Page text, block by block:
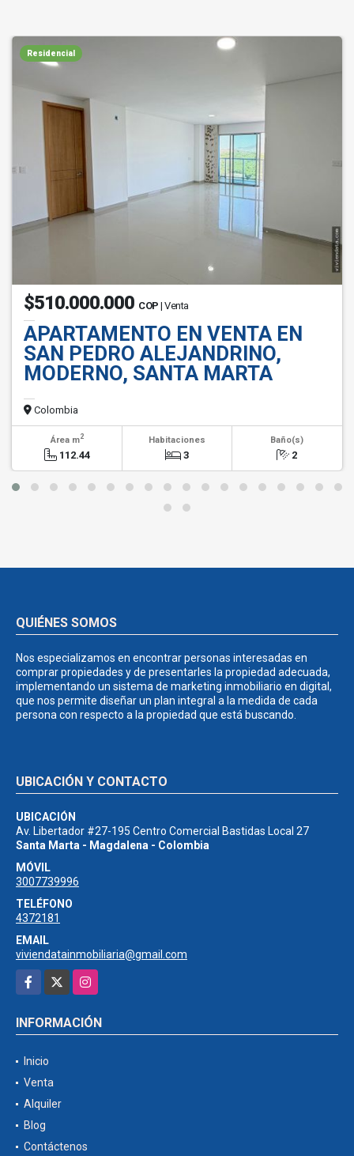
Residencial
$510.000.000 COP | Venta
APARTAMENTO EN VENTA EN
SAN PEDRO ALEJANDRINO,
MODERNO, SANTA MARTA
Colombia
Área m2
112.44
Habitaciones
3
Baño(s)
2
QUIÉNES SOMOS
Nos especializamos en encontrar personas interesadas en
comprar propiedades y de presentarles la propiedad adecuada,
implementando un sistema de marketing inmobiliario en digital,
que nos permite diseñar un plan integral a la medida de cada
persona con respecto a la propiedad que está buscando.
UBICACIÓN Y CONTACTO
UBICACIÓN
Av. Libertador #27-195 Centro Comercial Bastidas Local 27
Santa Marta - Magdalena - Colombia
MÓVIL
3007739996
TELÉFONO
4372181
EMAIL
viviendatainmobiliaria@gmail.com
Facebook
Instagram
INFORMACIÓN
Inicio
Venta
Alquiler
Blog
Contáctenos